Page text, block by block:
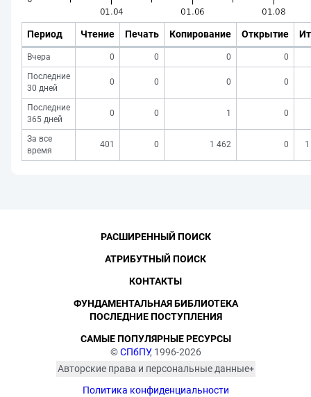
Период Чтение Печать Копирование Открытие
Вчера 0 0 0
0
Последние
30 дней
0 0 0 0
Последние
365 дней
0 0 1 0
За все
время
401 0 1 462 0
©СПбПУ, 1996-2026
Авторские права и персональные данные
изображённых лиц в соответствии
Политика конфиденциальности
РАСШИРЕННЫЙ ПОИСК
АТРИБУТНЫЙ ПОИСК
КОНТАКТЫ
ФУНДАМЕНТАЛЬНАЯ БИБЛИОТЕКА
ПОСЛЕДНИЕ ПОСТУПЛЕНИЯ
САМЫЕ ПОПУЛЯРНЫЕ РЕСУРСЫ